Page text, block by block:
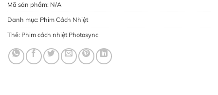
Mã sản phẩm: N/A
Danh mục: Phim Cách Nhiệt
Thẻ: Phim cách nhiệt Photosync